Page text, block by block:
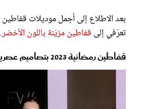
تعرّفي إلى قفاطين مزيّنة باللون الأخضر.
قفاطين رمضانية 2023 بتصاميم عصرية